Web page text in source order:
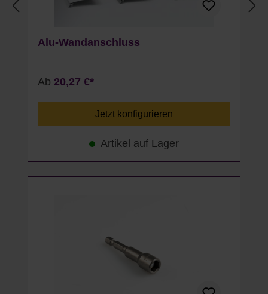
Alu-Wandanschluss
Ab 20,27 €*
Jetzt konfigurieren
Artikel auf Lager